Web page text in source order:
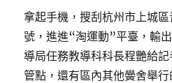
拿起手機，搜刮杭州市上城
號，進進“淘運動”平臺，輸
導局任務教導科科長程艷給
管點，還有區內其他黌舍舉